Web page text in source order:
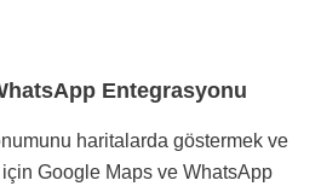
Entegrasyonu
haritalarda göstermek ve
için Google Maps ve WhatsApp